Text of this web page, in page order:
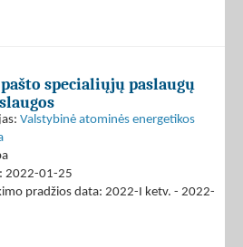
specialiųjų paslaugų
Valstybinė atominės energetikos
2022-01-25
pradžios data: 2022-I ketv. - 2022-